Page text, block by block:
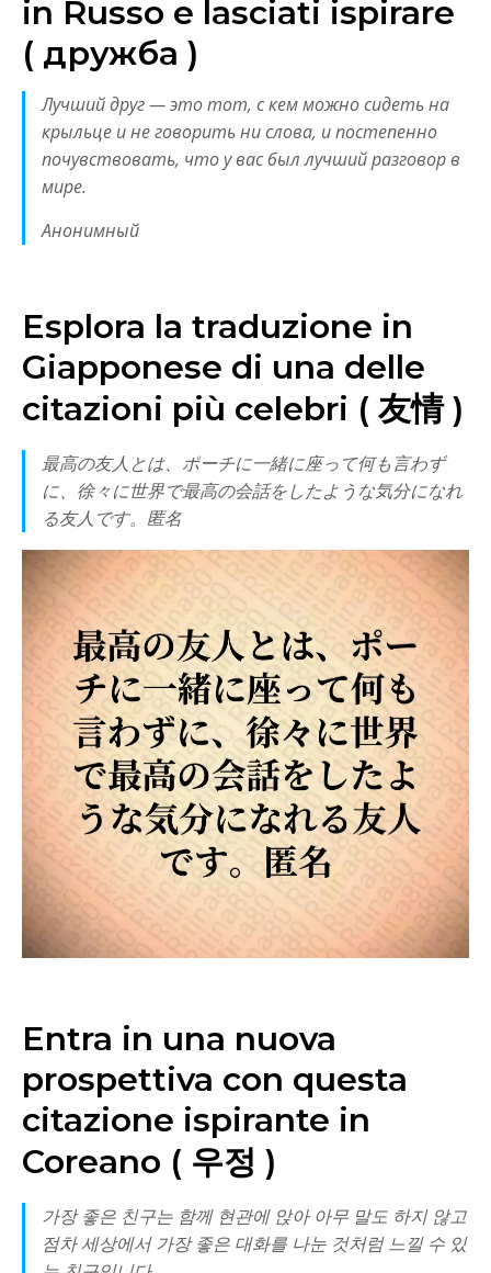
in Russo e lasciati ispirare
( дружба )
Лучший друг — это тот, с кем можно сидеть на
крыльце и не говорить ни слова, и постепенно
почувствовать, что у вас был лучший разговор в
мире.
Анонимный
Esplora la traduzione in
Giapponese di una delle
citazioni più celebri ( 友情 )
最高の友人とは、ポーチに一緒に座って何も言わず
に、徐々に世界で最高の会話をしたような気分になれ
る友人です。匿名
Entra in una nuova
prospettiva con questa
citazione ispirante in
Coreano ( 우정 )
가장 좋은 친구는 함께 현관에 앉아 아무 말도 하지 않고
점차 세상에서 가장 좋은 대화를 나눈 것처럼 느낄 수 있